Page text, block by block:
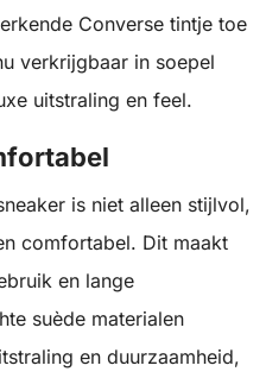
Converse tintje toe
verkrijgbaar in soepel
uitstraling en feel.
is niet alleen stijlvol,
comfortabel. Dit maakt
en lange
suède materialen
en duurzaamheid,